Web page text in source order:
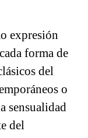
expresión
forma de
del
o
sensualidad
del